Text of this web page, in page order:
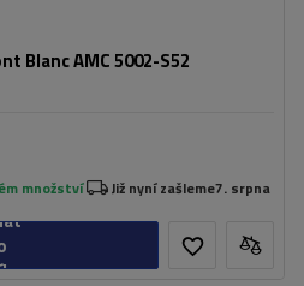
Blanc AMC 5002-S52
množství Již nyní zašleme7. srpna